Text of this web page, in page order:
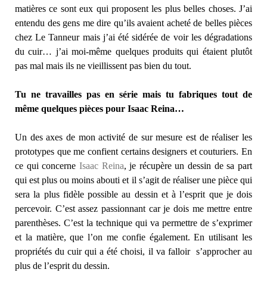
matières ce sont eux qui proposent les plus belles choses. J’ai
entendu des gens me dire qu’ils avaient acheté de belles pièces
chez Le Tanneur mais j’ai été sidérée de voir les dégradations
du cuir… j’ai moi-même quelques produits qui étaient plutôt
pas mal mais ils ne vieillissent pas bien du tout.
Tu ne travailles pas en série mais tu fabriques tout de
même quelques pièces pour Isaac Reina…
Un des axes de mon activité de sur mesure est de réaliser les
prototypes que me confient certains designers et couturiers. En
ce qui concerne Isaac Reina, je récupère un dessin de sa part
qui est plus ou moins abouti et il s’agit de réaliser une pièce qui
sera la plus fidèle possible au dessin et à l’esprit que je dois
percevoir. C’est assez passionnant car je dois me mettre entre
parenthèses. C’est la technique qui va permettre de s’exprimer
et la matière, que l’on me confie également. En utilisant les
propriétés du cuir qui a été choisi, il va falloir s’approcher au
plus de l’esprit du dessin.